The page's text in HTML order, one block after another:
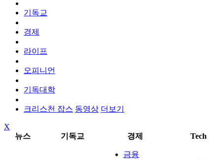
기독교
경제
라이프
오피니언
기독대학
크리스천 잡스 동영상 더보기
X
뉴스
기독교 경제 Tech
금융